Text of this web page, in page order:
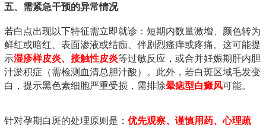
五、需紧急干预的异常情况
若白点出现以下特征需立即就诊：短期内数量激增、颜色转为
鲜红或暗红、表面渗液或结痂、伴剧烈瘙痒或疼痛。这可能提
示湿疹样皮炎、接触性皮炎等过敏反应，或合并妊娠期肝内胆
汁淤积症（需检测血清总胆汁酸）。此外，若白斑区域毛发变
白，提示黑色素细胞严重受损，需排除晕痣型白癜风可能。
针对孕期白斑的处理原则是： 优先观察、谨慎用药、心理疏